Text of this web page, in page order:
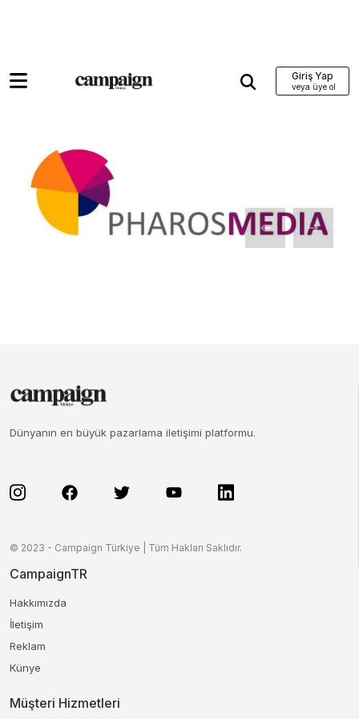
Giriş Yap
Dünyanın en büyük pazarlama iletişimi platformu.
© 2023 - Campaign Türkiye | Tüm Hakları Saklıdır.
CampaignTR
Hakkımızda
İletişim
Reklam
Künye
Müşteri Hizmetleri